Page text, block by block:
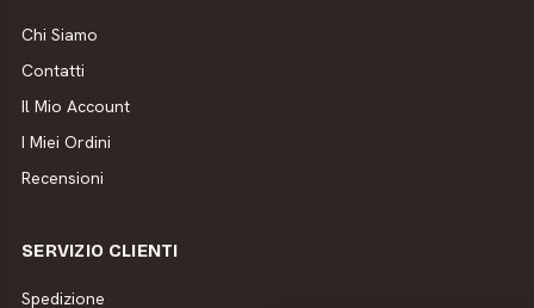
Chi Siamo
Contatti
Il Mio Account
I Miei Ordini
Recensioni
SERVIZIO CLIENTI
Spedizione